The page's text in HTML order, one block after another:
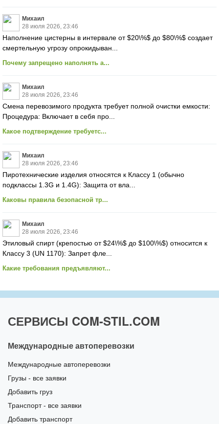
Михаил
28 июля 2026, 23:46
Наполнение цистерны в интервале от $20\%$ до $80\%$ создает
смертельную угрозу опрокидыван...
Почему запрещено наполнять а...
Михаил
28 июля 2026, 23:46
Смена перевозимого продукта требует полной очистки емкости:
Процедура: Включает в себя про...
Какое подтверждение требуетс...
Михаил
28 июля 2026, 23:46
Пиротехнические изделия относятся к Классу 1 (обычно
подклассы 1.3G и 1.4G): Защита от вла...
Каковы правила безопасной тр...
Михаил
28 июля 2026, 23:46
Этиловый спирт (крепостью от $24\%$ до $100\%$) относится к
Классу 3 (UN 1170): Запрет фле...
Какие требования предъявляют...
СЕРВИСЫ COM-STIL.COM
Международные автоперевозки
Международные автоперевозки
Грузы - все заявки
Добавить груз
Транспорт - все заявки
Добавить транспорт